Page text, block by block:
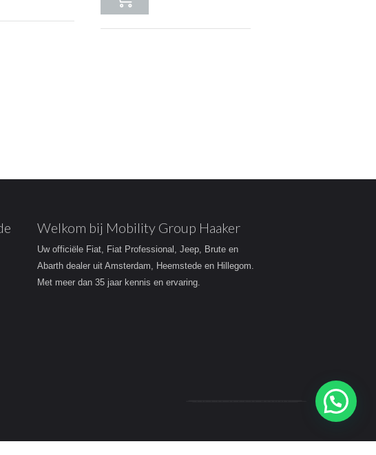
Welkom bij Mobility Group Haaker
Uw officiële Fiat, Fiat Professional, Jeep, Brute en
Abarth dealer uit Amsterdam, Heemstede en Hillegom.
Met meer dan 35 jaar kennis en ervaring.